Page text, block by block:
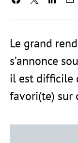
Le grand
s’annonce
il est difficile
favori(te) sur